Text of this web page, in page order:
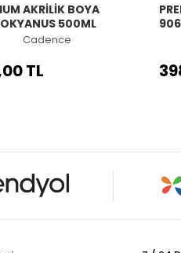
AKRİLİK BOYA
500ML
Cadence
TL